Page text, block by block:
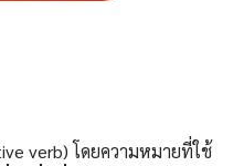
verb) โดยความหมายที่ใช้